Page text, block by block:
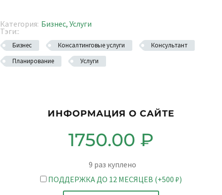
Категория: Бизнес, Услуги
Тэги::
Бизнес Консалтинговые услуги
Консультант
Планирование
Услуги
ИНФОРМАЦИЯ О САЙТЕ
1750.00 ₽
9 раз куплено
ПОДДЕРЖКА ДО 12 МЕСЯЦЕВ (+500 ₽)